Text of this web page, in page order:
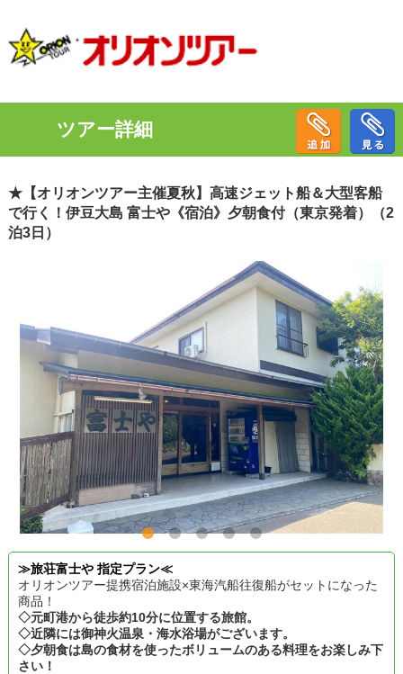
ツアー詳細
★【オリオンツアー主催夏秋】高速ジェット船＆大型客船
で行く！伊豆大島 富士や《宿泊》夕朝食付（東京発着）（2
泊3日）
≫旅荘富士や 指定プラン≪
オリオンツアー提携宿泊施設×東海汽船往復船がセットになった
商品！
◇元町港から徒歩約10分に位置する旅館。
◇近隣には御神火温泉・海水浴場がございます。
◇夕朝食は島の食材を使ったボリュームのある料理をお楽しみ下
さい！